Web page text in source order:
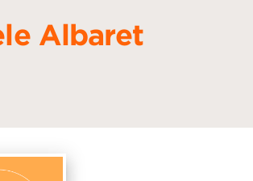
Albaret